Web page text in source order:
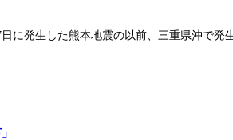
に発生した熊本地震の以前、三重県沖で